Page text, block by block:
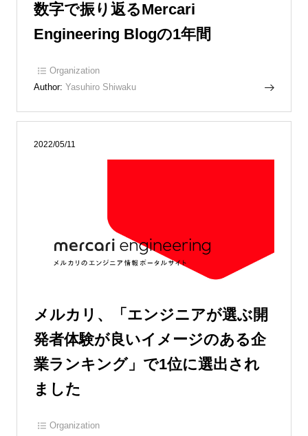
数字で振り返るMercari
Engineering Blogの1年間
Organization
Author: Yasuhiro Shiwaku
2022/05/11
メルカリ、「エンジニアが選ぶ開
発者体験が良いイメージのある企
業ランキング」で1位に選出され
ました
Organization